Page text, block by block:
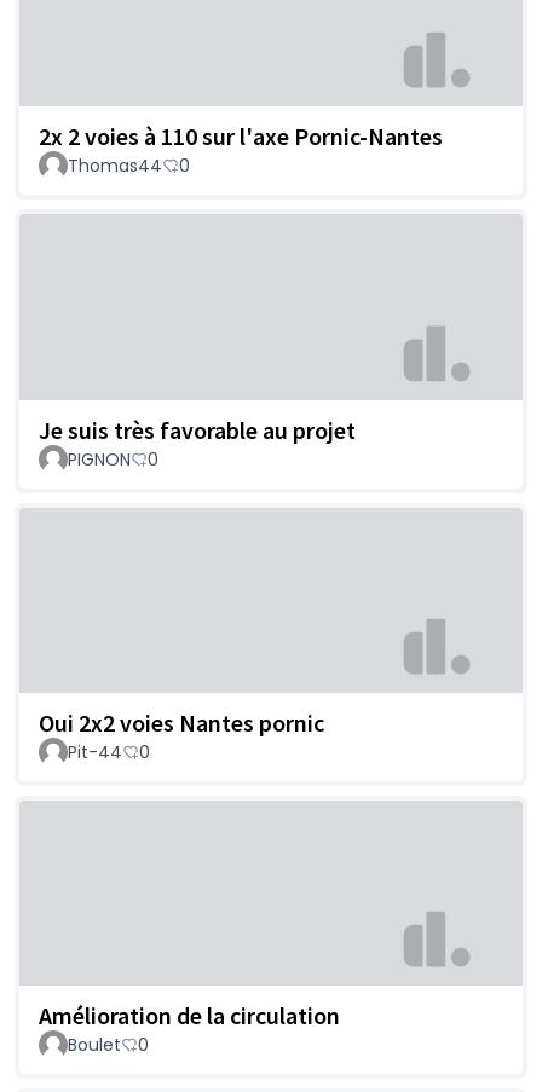
2x 2 voies à 110 sur l'axe Pornic-Nantes
Thomas44 0
Je suis très favorable au projet
PIGNON 0
Oui 2x2 voies Nantes pornic
Pit-44 0
Amélioration de la circulation
Boulet 0